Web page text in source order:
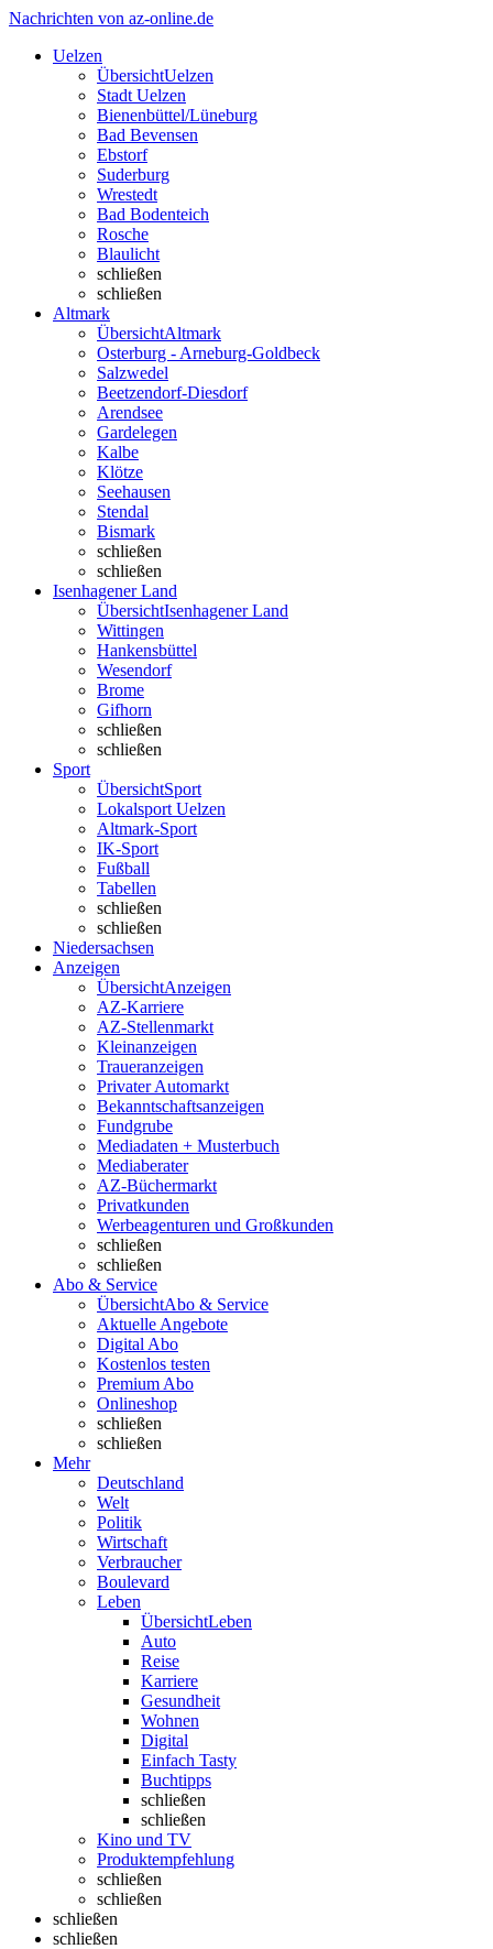
Nachrichten von az-online.de
Uelzen
ÜbersichtUelzen
Stadt Uelzen
Bienenbüttel/Lüneburg
Bad Bevensen
Ebstorf
Suderburg
Wrestedt
Bad Bodenteich
Rosche
Blaulicht
schließen
schließen
Altmark
ÜbersichtAltmark
Osterburg - Arneburg-Goldbeck
Salzwedel
Beetzendorf-Diesdorf
Arendsee
Gardelegen
Kalbe
Klötze
Seehausen
Stendal
Bismark
schließen
schließen
Isenhagener Land
ÜbersichtIsenhagener Land
Wittingen
Hankensbüttel
Wesendorf
Brome
Gifhorn
schließen
schließen
Sport
ÜbersichtSport
Lokalsport Uelzen
Altmark-Sport
IK-Sport
Fußball
Tabellen
schließen
schließen
Niedersachsen
Anzeigen
ÜbersichtAnzeigen
AZ-Karriere
AZ-Stellenmarkt
Kleinanzeigen
Traueranzeigen
Privater Automarkt
Bekanntschaftsanzeigen
Fundgrube
Mediadaten + Musterbuch
Mediaberater
AZ-Büchermarkt
Privatkunden
Werbeagenturen und Großkunden
schließen
schließen
Abo & Service
ÜbersichtAbo & Service
Aktuelle Angebote
Digital Abo
Kostenlos testen
Premium Abo
Onlineshop
schließen
schließen
Mehr
Deutschland
Welt
Politik
Wirtschaft
Verbraucher
Boulevard
Leben
ÜbersichtLeben
Auto
Reise
Karriere
Gesundheit
Wohnen
Digital
Einfach Tasty
Buchtipps
schließen
schließen
Kino und TV
Produktempfehlung
schließen
schließen
schließen
schließen